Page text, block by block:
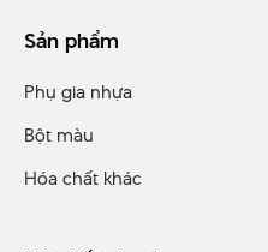
Sản phẩm
Phụ gia nhựa
Bột màu
Hóa chất khác